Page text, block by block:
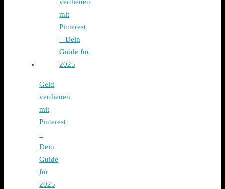
Geld
verdienen
mit
Pinterest
–
Dein
Guide
für
2025